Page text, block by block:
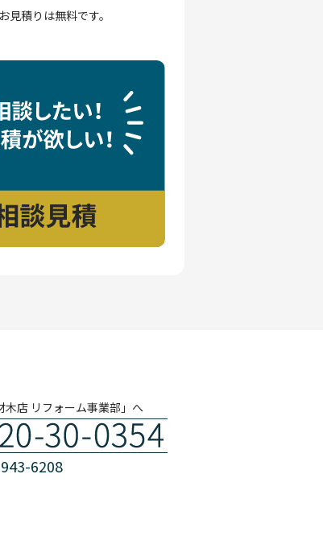
積りは無料です。
店 リフォーム事業部」へ
6208